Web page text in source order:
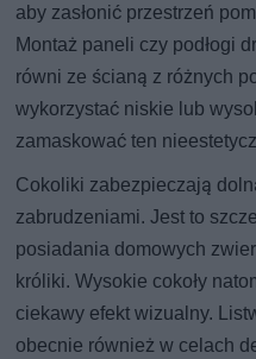
aby zasłonić przestrzeń
Montaż paneli czy podłogi
równi ze ścianą z różnych
wykorzystać niskie lub
zamaskować ten
Cokoliki zabezpieczają
zabrudzeniami. Jest to
posiadania domowych
króliki. Wysokie cokoły
ciekawy efekt wizualny.
obecnie również w celach